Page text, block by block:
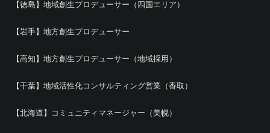
【徳島】地域創生プロデューサー（四国エリア）
【岩手】地方創生プロデューサー
【高知】地方創生プロデューサー（地域採用）
【千葉】地域活性化コンサルティング営業（香取）
【北海道】コミュニティマネージャー（美幌）